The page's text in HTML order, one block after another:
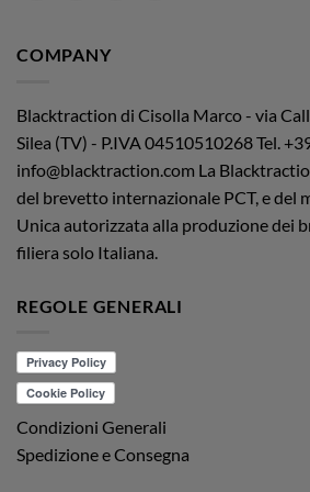
COMPANY
Blacktraction di Cisolla Marco - via
Silea (TV) - P.IVA 04510510268Tel.
info@blacktraction.com La
del brevetto internazionale PCT, e del
Unica autorizzata alla produzione dei
filiera solo Italiana.
REGOLE GENERALI
Condizioni Generali
Spedizione e Consegna